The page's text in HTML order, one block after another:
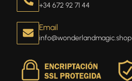
+34 672 92 71 44
Email
info@wonderlandmagic.shop